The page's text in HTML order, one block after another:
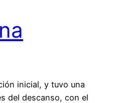
inicial, y tuvo una
del descanso, con el